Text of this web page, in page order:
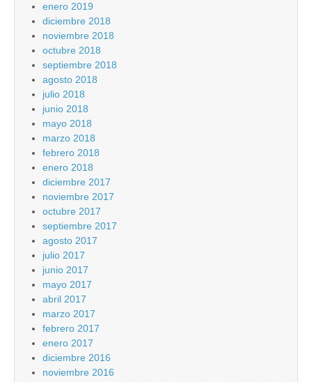
enero 2019
diciembre 2018
noviembre 2018
octubre 2018
septiembre 2018
agosto 2018
julio 2018
junio 2018
mayo 2018
marzo 2018
febrero 2018
enero 2018
diciembre 2017
noviembre 2017
octubre 2017
septiembre 2017
agosto 2017
julio 2017
junio 2017
mayo 2017
abril 2017
marzo 2017
febrero 2017
enero 2017
diciembre 2016
noviembre 2016